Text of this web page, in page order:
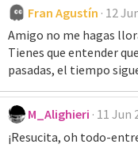
Fran Agustín 12
Amigo no me hagas
Tienes que entender
pasadas, el tiempo
M_Alighieri 11 Jun
¡Resucita, oh todo-